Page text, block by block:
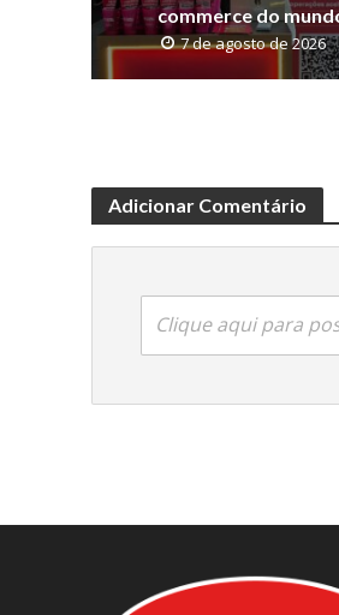
commerce do
7 de agosto de 2026
Adicionar Comentário
Clique aqui para